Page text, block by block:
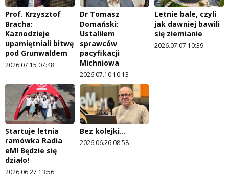
Prof. Krzysztof
Bracha:
Kaznodzieje
upamiętniali bitwę
pod Grunwaldem
2026.07.15 07:48
Dr Tomasz
Domański:
Ustaliłem
sprawców
pacyfikacji
Michniowa
2026.07.10 10:13
Letnie bale, czyli
jak dawniej bawili
się ziemianie
2026.07.07 10:39
Startuje letnia
ramówka Radia
eM! Będzie się
działo!
2026.06.27 13:56
Bez kolejki...
2026.06.26 08:58